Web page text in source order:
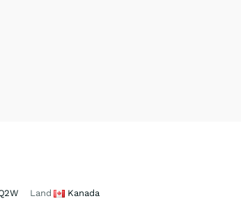
Land Kanada